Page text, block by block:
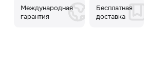
Международная
гарантия
Бесплатная
доставка